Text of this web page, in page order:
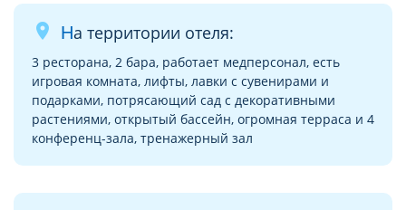
place На территории отеля:
3 ресторана, 2 бара, работает медперсонал, есть
игровая комната, лифты, лавки с сувенирами и
подарками, потрясающий сад с декоративными
растениями, открытый бассейн, огромная терраса и 4
конференц-зала, тренажерный зал